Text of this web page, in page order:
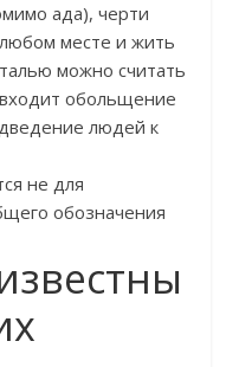
ада), черти
месте и жить
можно считать
обольщение
людей к
не для
обозначения